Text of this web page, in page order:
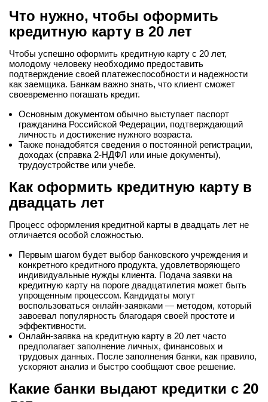
Что нужно, чтобы оформить
кредитную карту в 20 лет
Чтобы успешно оформить кредитную карту с 20 лет,
молодому человеку необходимо предоставить
подтверждение своей платежеспособности и надежности
как заемщика. Банкам важно знать, что клиент сможет
своевременно погашать кредит.
Основным документом обычно выступает паспорт
гражданина Российской Федерации, подтверждающий
личность и достижение нужного возраста.
Также понадобятся сведения о постоянной регистрации,
доходах (справка 2-НДФЛ или иные документы),
трудоустройстве или учебе.
Как оформить кредитную карту в
двадцать лет
Процесс оформления кредитной карты в двадцать лет не
отличается особой сложностью.
Первым шагом будет выбор банковского учреждения и
конкретного кредитного продукта, удовлетворяющего
индивидуальные нужды клиента. Подача заявки на
кредитную карту на пороге двадцатилетия может быть
упрощенным процессом. Кандидаты могут
воспользоваться онлайн-заявками — методом, который
завоевал популярность благодаря своей простоте и
эффективности.
Онлайн-заявка на кредитную карту в 20 лет часто
предполагает заполнение личных, финансовых и
трудовых данных. После заполнения банки, как правило,
ускоряют анализ и быстро сообщают свое решение.
Какие банки выдают кредитки с 20